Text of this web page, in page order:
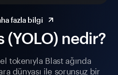
(YOLO) nedir?
tokenıyla Blast ağında
dünyası ile sorunsuz bir
fazla bilgi